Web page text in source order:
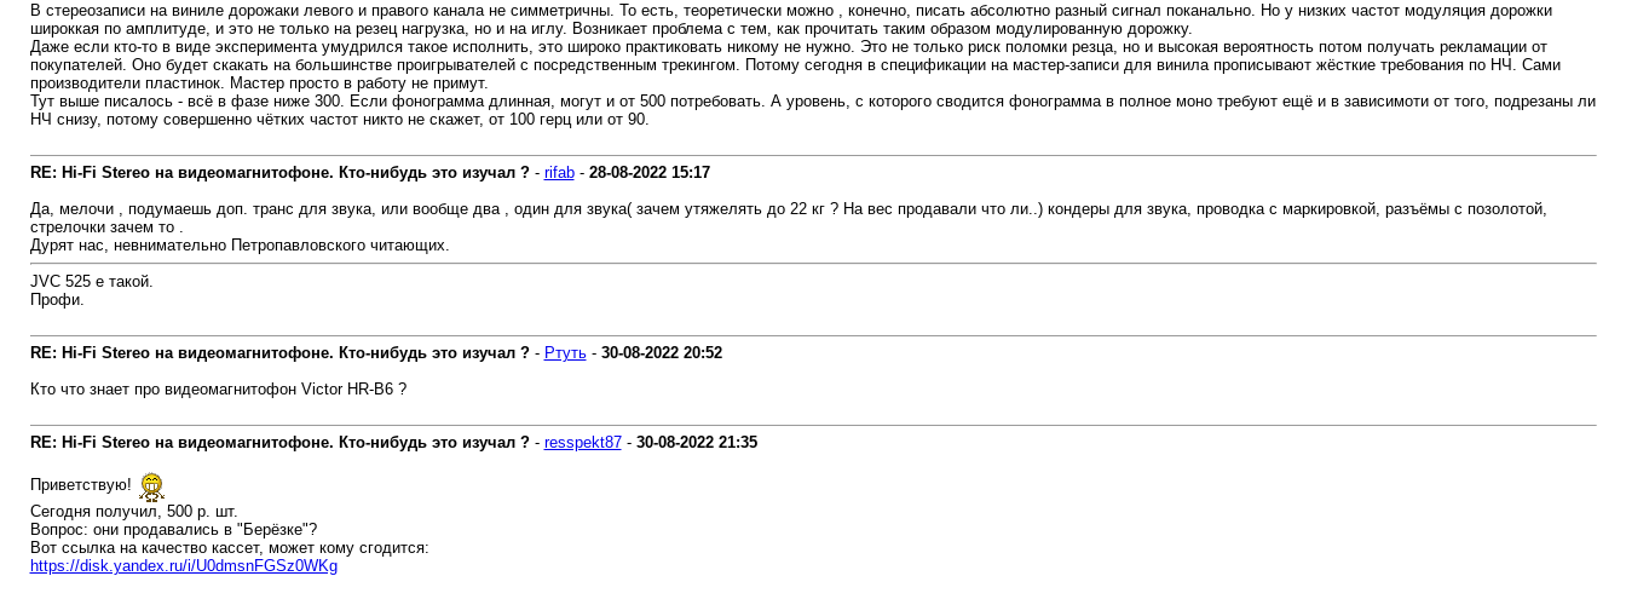
В стереозаписи на виниле дорожаки левого и правого канала не симметричны. То есть, теоретически можно , конечно, писать абсолютно разный сигнал поканально. Но у низких частот модуляция дорожки
широккая по амплитуде, и это не только на резец нагрузка, но и на иглу. Возникает проблема с тем, как прочитать таким образом модулированную дорожку.
Даже если кто-то в виде эксперимента умудрился такое исполнить, это широко практиковать никому не нужно. Это не только риск поломки резца, но и высокая вероятность потом получать рекламации от
покупателей. Оно будет скакать на большинстве проигрывателей с посредственным трекингом. Потому сегодня в спецификации на мастер-записи для винила прописывают жёсткие требования по НЧ. Сами
производители пластинок. Мастер просто в работу не примут.
Тут выше писалось - всё в фазе ниже 300. Если фонограмма длинная, могут и от 500 потребовать. А уровень, с которого сводится фонограмма в полное моно требуют ещё и в зависимоти от того, подрезаны ли
НЧ снизу, потому совершенно чётких частот никто не скажет, от 100 герц или от 90.
RE: Hi-Fi Stereo на видеомагнитофоне. Кто-нибудь это изучал ?- rifab- 28-08-2022 15:17
Да, мелочи , подумаешь доп. транс для звука, или вообще два , один для звука( зачем утяжелять до 22 кг ? На вес продавали что ли..) кондеры для звука, проводка с маркировкой, разъёмы с позолотой,
стрелочки зачем то .
Дурят нас, невнимательно Петропавловского читающих.
JVC 525 е такой.
Профи.
RE: Hi-Fi Stereo на видеомагнитофоне. Кто-нибудь это изучал ?- Ртуть- 30-08-2022 20:52
Кто что знает про видеомагнитофон Victor HR-B6 ?
RE: Hi-Fi Stereo на видеомагнитофоне. Кто-нибудь это изучал ?- resspekt87- 30-08-2022 21:35
Приветствую!
Сегодня получил, 500 р. шт.
Вопрос: они продавались в "Берёзке"?
Вот ссылка на качество кассет, может кому сгодится:
https://disk.yandex.ru/i/U0dmsnFGSz0WKg